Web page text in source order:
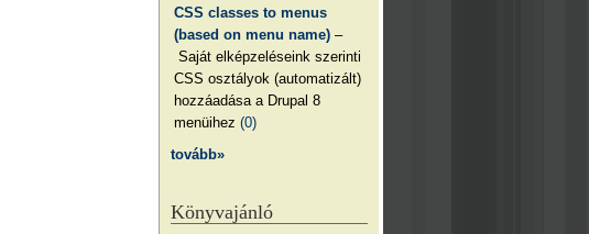
CSS classes to menus
(based on menu name) –
Saját elképzeléseink szerinti
CSS osztályok (automatizált)
hozzáadása a Drupal 8
menüihez(0)
tovább»
Könyvajánló